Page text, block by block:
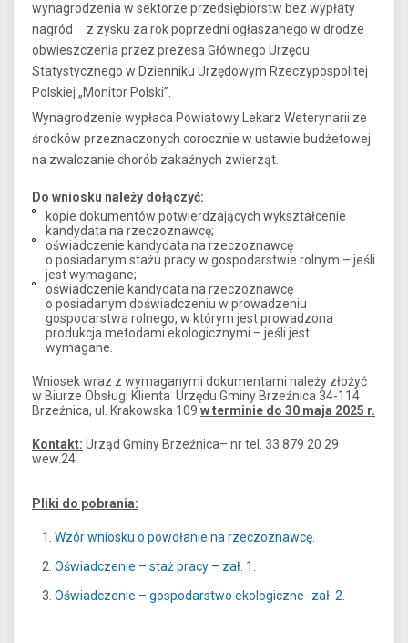
wynagrodzenia w sektorze przedsiębiorstw bez wypłaty
nagród z zysku za rok poprzedni ogłaszanego w drodze
obwieszczenia przez prezesa Głównego Urzędu
Statystycznego w Dzienniku Urzędowym Rzeczypospolitej
Polskiej „Monitor Polski”.
Wynagrodzenie wypłaca Powiatowy Lekarz Weterynarii ze
środków przeznaczonych corocznie w ustawie budżetowej
na zwalczanie chorób zakaźnych zwierząt.
Do wniosku należy dołączyć:
kopie dokumentów potwierdzających wykształcenie
kandydata na rzeczoznawcę;
oświadczenie kandydata na rzeczoznawcę
o posiadanym stażu pracy w gospodarstwie rolnym – jeśli
jest wymagane;
oświadczenie kandydata na rzeczoznawcę
o posiadanym doświadczeniu w prowadzeniu
gospodarstwa rolnego, w którym jest prowadzona
produkcja metodami ekologicznymi – jeśli jest
wymagane.
Wniosek wraz z wymaganymi dokumentami należy złożyć
w Biurze Obsługi Klienta Urzędu Gminy Brzeźnica 34-114
Brzeźnica, ul. Krakowska 109 wterminie do 30 maja 2025 r.
Kontakt: Urząd Gminy Brzeźnica– nr tel. 33 879 20 29
wew.24
Pliki do pobrania:
Wzór wniosku o powołanie na rzeczoznawcę.
Oświadczenie – staż pracy – zał. 1.
Oświadczenie – gospodarstwo ekologiczne -zał. 2.